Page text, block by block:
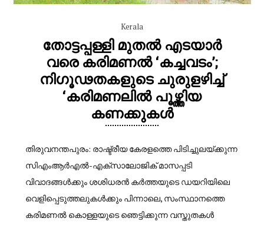
Kerala
തോട്ടപ്പള്ളി മുതൽ എടയാർ
വരെ കരിമണൽ ‘കച്ചവടം’;
നിഗൂഢതകളുടെ ചുരുളഴിച്ച്
‘കരിമണലിൽ പൂഴ്ത്തിയ
കണക്കുകൾ
തിരുവനന്തപുരം: രാഷ്ട്രീയ കേരളത്തെ പിടിച്ചുലയ്ക്കുന്ന
സിഎംആർഎൽ-എക്സാലോജിക് മാസപ്പടി
വിവാദങ്ങൾക്കും ശശിധരൻ കർത്തയുടെ ഡയറിയിലെ
വെളിപ്പെടുത്തലുകൾക്കും പിന്നാലെ, സംസ്ഥാനത്തെ
കരിമണൽ കൊള്ളയുടെ ഞെട്ടിക്കുന്ന വസ്തുതകൾ